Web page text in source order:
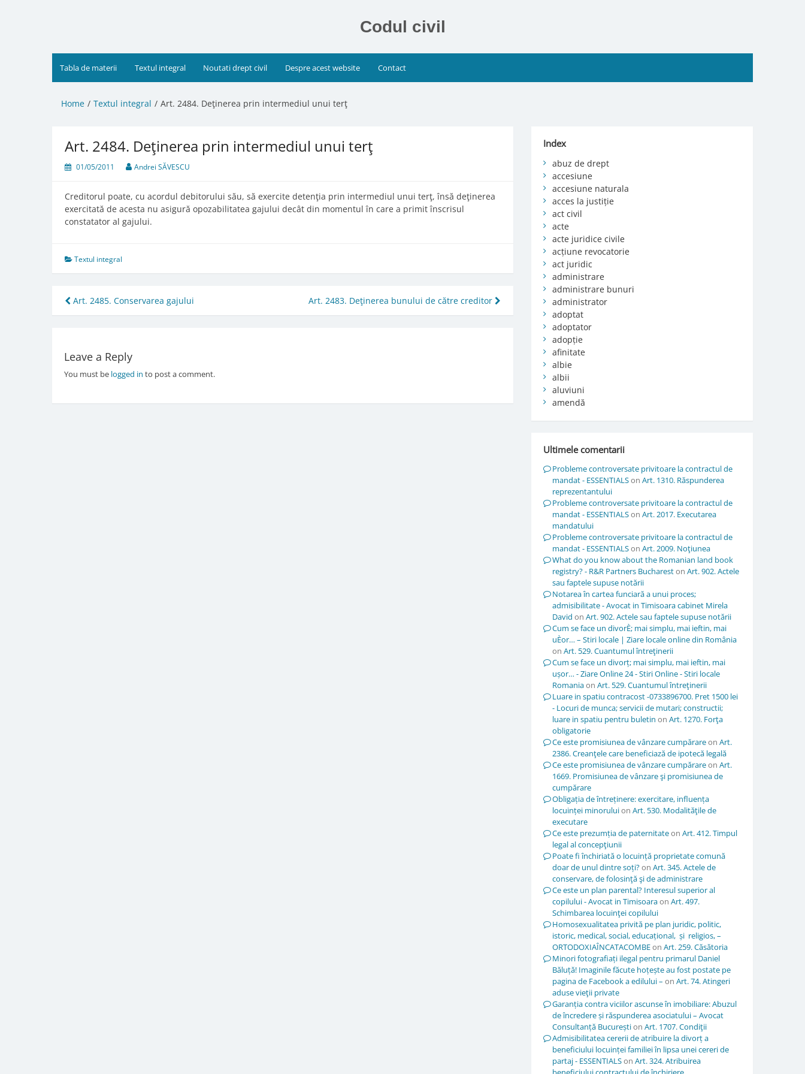
Codul civil
Tabla de materii Textul integral Noutati drept civil Despre acest website Contact
Home Textul integral Art. 2484. Deţinerea prin intermediul unui terţ
Art. 2484. Deţinerea prin intermediul unui terţ
01/05/2011 Andrei SĂVESCU
Creditorul poate, cu acordul debitorului său, să exercite detenţia prin intermediul unui terţ, însă deţinerea
exercitată de acesta nu asigură opozabilitatea gajului decât din momentul în care a primit înscrisul
constatator al gajului.
Textul integral
Post
navigation
Art. 2485. Conservarea gajului Art. 2483. Deţinerea bunului de către creditor
Leave a Reply
You must be logged in to post a comment.
Index
abuz de drept
accesiune
accesiune naturala
acces la justiție
act civil
acte
acte juridice civile
acțiune revocatorie
act juridic
administrare
administrare bunuri
administrator
adoptat
adoptator
adopție
afinitate
albie
albii
aluviuni
amendă
Ultimele comentarii
Probleme controversate privitoare la contractul de
mandat - ESSENTIALSon Art. 1310. Răspunderea
reprezentantului
Probleme controversate privitoare la contractul de
mandat - ESSENTIALSon Art. 2017. Executarea
mandatului
Probleme controversate privitoare la contractul de
mandat - ESSENTIALSon Art. 2009. Noţiunea
What do you know about the Romanian land book
registry? - R&R Partners Buchareston Art. 902. Actele
sau faptele supuse notării
Notarea în cartea funciară a unui proces;
admisibilitate - Avocat in Timisoara cabinet Mirela
David on Art. 902. Actele sau faptele supuse notării
Cum se face un divorÈ; mai simplu, mai ieftin, mai
uÈor… – Stiri locale | Ziare locale online din România
on Art. 529. Cuantumul întreţinerii
Cum se face un divorț; mai simplu, mai ieftin, mai
ușor… - Ziare Online 24 - Stiri Online - Stiri locale
Romaniaon Art. 529. Cuantumul întreţinerii
Luare in spatiu contracost -0733896700. Pret 1500 lei
- Locuri de munca; servicii de mutari; constructii;
luare in spatiu pentru buletin on Art. 1270. Forţa
obligatorie
Ce este promisiunea de vânzare cumpărareon Art.
2386. Creanţele care beneficiază de ipotecă legală
Ce este promisiunea de vânzare cumpărareon Art.
1669. Promisiunea de vânzare şi promisiunea de
cumpărare
Obligația de întreținere: exercitare, influența
locuinței minoruluion Art. 530. Modalităţile de
executare
Ce este prezumția de paternitateon Art. 412. Timpul
legal al concepţiunii
Poate fi închiriată o locuință proprietate comună
doar de unul dintre soți?on Art. 345. Actele de
conservare, de folosinţă şi de administrare
Ce este un plan parental? Interesul superior al
copilului - Avocat in Timisoaraon Art. 497.
Schimbarea locuinţei copilului
Homosexualitatea privită pe plan juridic, politic,
istoric, medical, social, educațional, și religios, –
ORTODOXIAÎNCATACOMBEon Art. 259. Căsătoria
Minori fotografiați ilegal pentru primarul Daniel
Băluță! Imaginile făcute hoțește au fost postate pe
pagina de Facebook a edilului – on Art. 74. Atingeri
aduse vieţii private
Garanția contra viciilor ascunse în imobiliare: Abuzul
de încredere și răspunderea asociatului – Avocat
Consultanță Bucureștion Art. 1707. Condiţii
Admisibilitatea cererii de atribuire la divorț a
beneficiului locuinței familiei în lipsa unei cereri de
partaj - ESSENTIALSon Art. 324. Atribuirea